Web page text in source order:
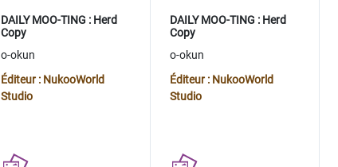
DAILY MOO-TING : Herd
Copy
o-okun
Éditeur : NukooWorld
Studio
DAILY MOO-TING : Herd
Copy
o-okun
Éditeur : NukooWorld
Studio